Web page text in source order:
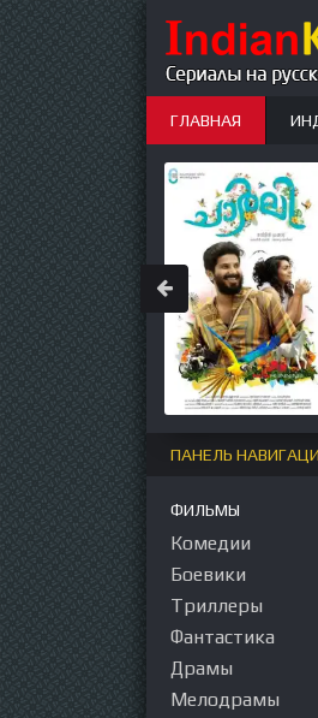
ПАНЕЛЬ
ФИЛЬМЫ
Комедии
Боевики
Триллеры
Фантастика
Драмы
Мелодрамы
ГЛАВНАЯ
ИНДИЙСКИЕ